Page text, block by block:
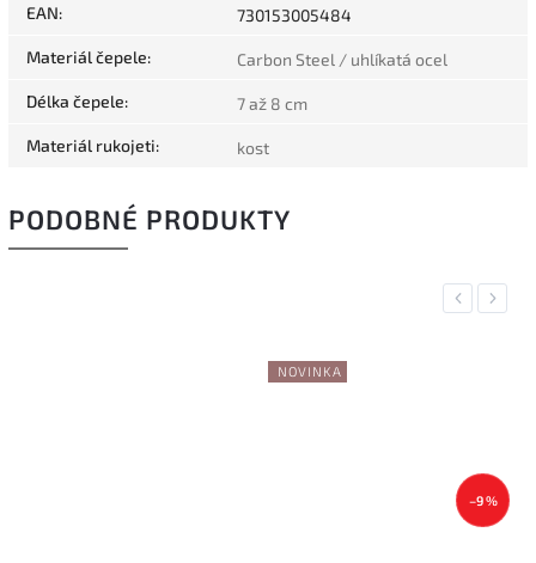
EAN: 730153005484
Materiál čepele: Carbon Steel / uhlíkatá ocel
Délka čepele: 7 až 8 cm
Materiál rukojeti: kost
PODOBNÉ PRODUKTY
Previous
NOVINKA
–9 %
Next